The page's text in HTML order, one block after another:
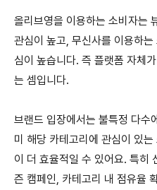
올리브영을 이용하는 소비자는
관심이 높고 무신사를 이용하
심이 높습니다. 즉 플랫폼 자체
는 셈입니다.
브랜드 입장에서는 불특정 다수
미 해당 카테고리에 관심이 있
이 더 효율적일 수 있어요. 특히
즌 캠페인 카테고리 내 점유율